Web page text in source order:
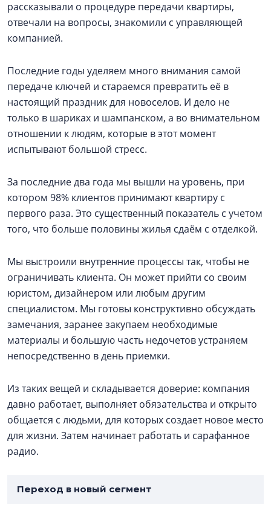
рассказывали о процедуре передачи квартиры,
отвечали на вопросы, знакомили с управляющей
компанией.
Последние годы уделяем много внимания самой
передаче ключей и стараемся превратить её в
настоящий праздник для новоселов. И дело не
только в шариках и шампанском, а во внимательном
отношении к людям, которые в этот момент
испытывают большой стресс.
За последние два года мы вышли на уровень, при
котором 98% клиентов принимают квартиру с
первого раза. Это существенный показатель с учетом
того, что больше половины жилья сдаём с отделкой.
Мы выстроили внутренние процессы так, чтобы не
ограничивать клиента. Он может прийти со своим
юристом, дизайнером или любым другим
специалистом. Мы готовы конструктивно обсуждать
замечания, заранее закупаем необходимые
материалы и большую часть недочетов устраняем
непосредственно в день приемки.
Из таких вещей и складывается доверие: компания
давно работает, выполняет обязательства и открыто
общается с людьми, для которых создает новое место
для жизни. Затем начинает работать и сарафанное
радио.
Переход в новый сегмент